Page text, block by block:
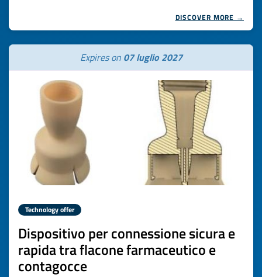
DISCOVER MORE →
Expires on 07 luglio 2027
Technology offer
Dispositivo per connessione sicura e
rapida tra flacone farmaceutico e
contagocce